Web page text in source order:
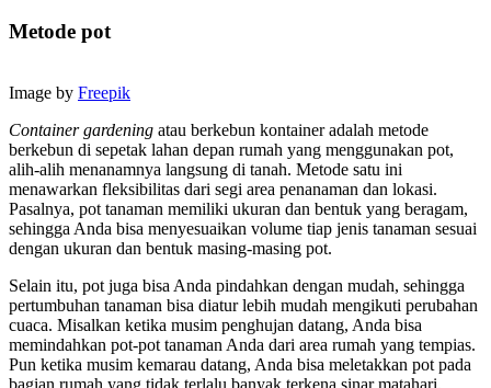
Metode pot
Image by Freepik
Container gardening atau berkebun kontainer adalah metode
berkebun di sepetak lahan depan rumah yang menggunakan pot,
alih-alih menanamnya langsung di tanah. Metode satu ini
menawarkan fleksibilitas dari segi area penanaman dan lokasi.
Pasalnya, pot tanaman memiliki ukuran dan bentuk yang beragam,
sehingga Anda bisa menyesuaikan volume tiap jenis tanaman sesuai
dengan ukuran dan bentuk masing-masing pot.
Selain itu, pot juga bisa Anda pindahkan dengan mudah, sehingga
pertumbuhan tanaman bisa diatur lebih mudah mengikuti perubahan
cuaca. Misalkan ketika musim penghujan datang, Anda bisa
memindahkan pot-pot tanaman Anda dari area rumah yang tempias.
Pun ketika musim kemarau datang, Anda bisa meletakkan pot pada